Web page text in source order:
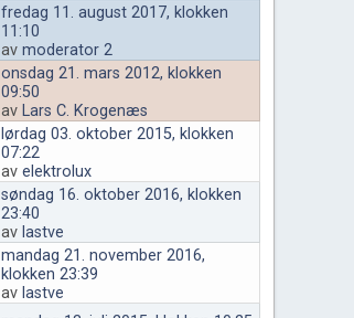
fredag 11. august 2017, klokken
11:10
av moderator 2
onsdag 21. mars 2012, klokken
09:50
av Lars C. Krogenæs
lørdag 03. oktober 2015, klokken
07:22
av elektrolux
søndag 16. oktober 2016, klokken
23:40
av lastve
mandag 21. november 2016,
klokken 23:39
av lastve